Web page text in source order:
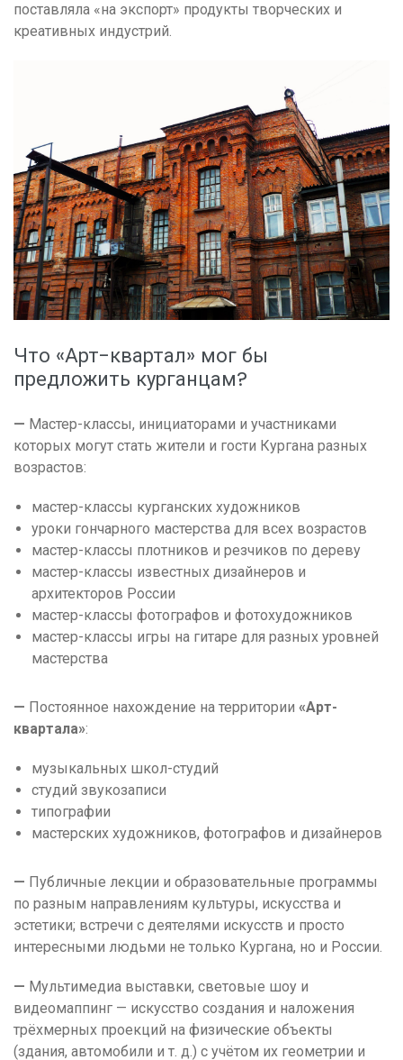
поставляла «на экспорт» продукты творческих и
креативных индустрий.
Что «Арт-квартал» мог бы
предложить курганцам?
— Мастер-классы, инициаторами и участниками
которых могут стать жители и гости Кургана разных
возрастов:
мастер-классы курганских художников
уроки гончарного мастерства для всех возрастов
мастер-классы плотников и резчиков по дереву
мастер-классы известных дизайнеров и
архитекторов России
мастер-классы фотографов и фотохудожников
мастер-классы игры на гитаре для разных уровней
мастерства
— Постоянное нахождение на территории «Арт-
квартала»:
музыкальных школ-студий
студий звукозаписи
типографии
мастерских художников, фотографов и дизайнеров
— Публичные лекции и образовательные программы
по разным направлениям культуры, искусства и
эстетики; встречи с деятелями искусств и просто
интересными людьми не только Кургана, но и России.
— Мультимедиа выставки, световые шоу и
видеомаппинг — искусство создания и наложения
трёхмерных проекций на физические объекты
(здания, автомобили и т. д.) с учётом их геометрии и